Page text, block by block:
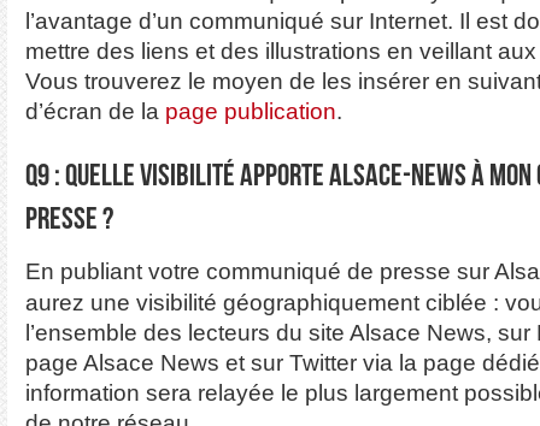
l’avantage d’un communiqué sur Internet. Il est
mettre des liens et des illustrations en veillant
Vous trouverez le moyen de les insérer en
d’écran de la page publication.
Q9 : Quelle visibilité apporte Alsace-News à mon
presse ?
En publiant votre communiqué de presse sur
aurez une visibilité géographiquement ciblée :
l’ensemble des lecteurs du site Alsace News,
page Alsace News et sur Twitter via la page
information sera relayée le plus largement